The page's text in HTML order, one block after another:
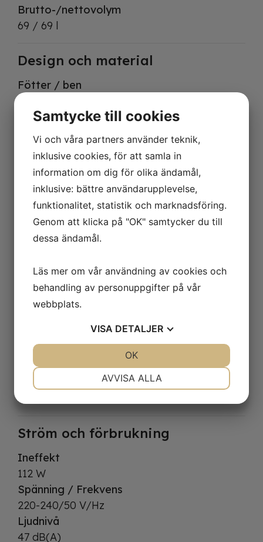
Brutto-/nettovolym
69 / 69 l
Design och material
Fötter / ben
Utvändig finish
SS304
Invändig finish
Kylning och funktioner
Typ av regulator
Elektronisk
Statisk
Typ av avfrostning
Manuell
Laddning köldmedium
40 g
Termometer
Ja
Ström och förbrukning
Ineffekt
112 W
Spänning / Frekvens
220-240/50 V/Hz
Ljudnivå
47 dB(A)
Samtycke till cookies
Vi och våra partners använder teknik,
inklusive cookies, för att samla in
information om dig för olika ändamål,
inklusive: bättre användarupplevelse,
funktionalitet, statistik och marknadsföring.
Genom att klicka på "OK" samtycker du till
dessa ändamål.
Läs mer om vår användning av cookies och
behandling av personuppgifter på vår
webbplats.
VISA DETALJER
AVVISA ALLA
OK